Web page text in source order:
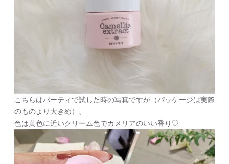
こちらはパーティで試した時の写真ですが（パッケージは実際
のものより大きめ）、
色は黄色に近いクリーム色でカメリアのいい香り♡